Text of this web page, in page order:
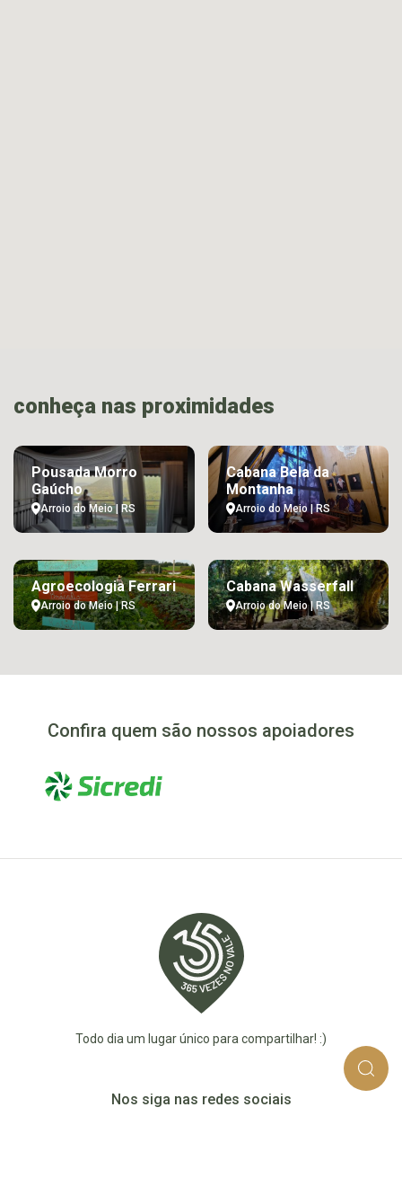
conheça nas proximidades
Pousada Morro
Gaúcho
Arroio do Meio | RS
Cabana Bela da
Montanha
Arroio do Meio | RS
Agroecologia Ferrari
Arroio do Meio | RS
Cabana Wasserfall
Arroio do Meio | RS
Confira quem são nossos apoiadores
Todo dia um lugar único para compartilhar! :)
Nos siga nas redes sociais